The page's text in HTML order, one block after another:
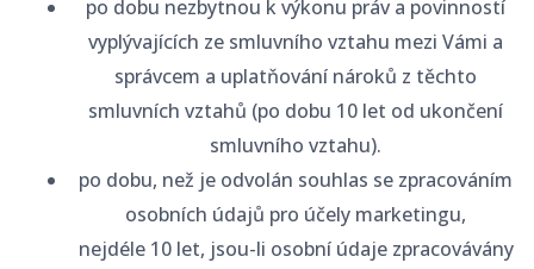
po dobu nezbytnou k výkonu práv a povinností
vyplývajících ze smluvního vztahu mezi Vámi a
správcem a uplatňování nároků z těchto
smluvních vztahů (po dobu 10 let od ukončení
smluvního vztahu).
po dobu, než je odvolán souhlas se zpracováním
osobních údajů pro účely marketingu,
nejdéle 10 let, jsou-li osobní údaje zpracovávány